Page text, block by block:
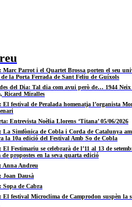
Marc Parrot i el Quartet Brossa porten el seu
de la Porta Ferrada de Sant Feliu de Guíxols
del Dia: Tal dia com avui però de… 1944
Ricard Miralles
El festival de Peralada homenatja l’organista
Entrevista Noèlia Llorens ‘Titana’ 05/06/2026
La Simfònica de Cobla i Corda de Catalunya
la 10a edició del Festival Amb So de Cobla
El Festimariu se celebrarà de l’11 al 13 de
de propostes en la seva quarta edició
Anna Andreu
Joan Dausà
Sopa de Cabra
El festival Microclima de Camprodon suspèn la